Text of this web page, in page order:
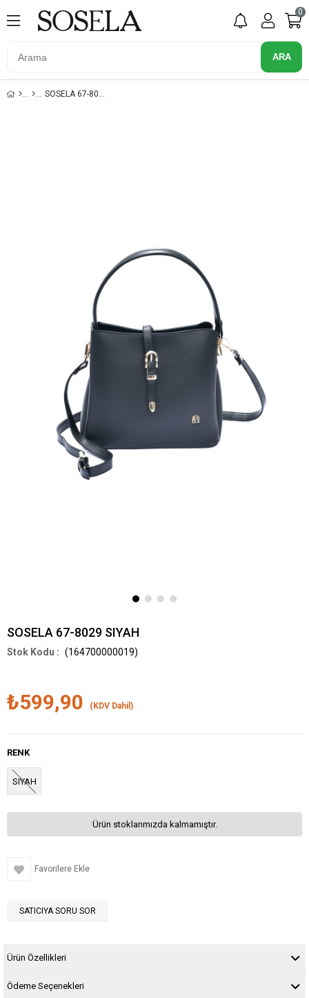
0
SOSELA 67-8029 SIYAH
SOSELA 67-8029 SIYAH
(164700000019)
₺599,90 (KDV Dahil)
RENK
SIYAH
Ürün stoklarımızda kalmamıştır.
Favorilere Ekle
SATICIYA SORU SOR
Ürün Özellikleri
Ödeme Seçenekleri